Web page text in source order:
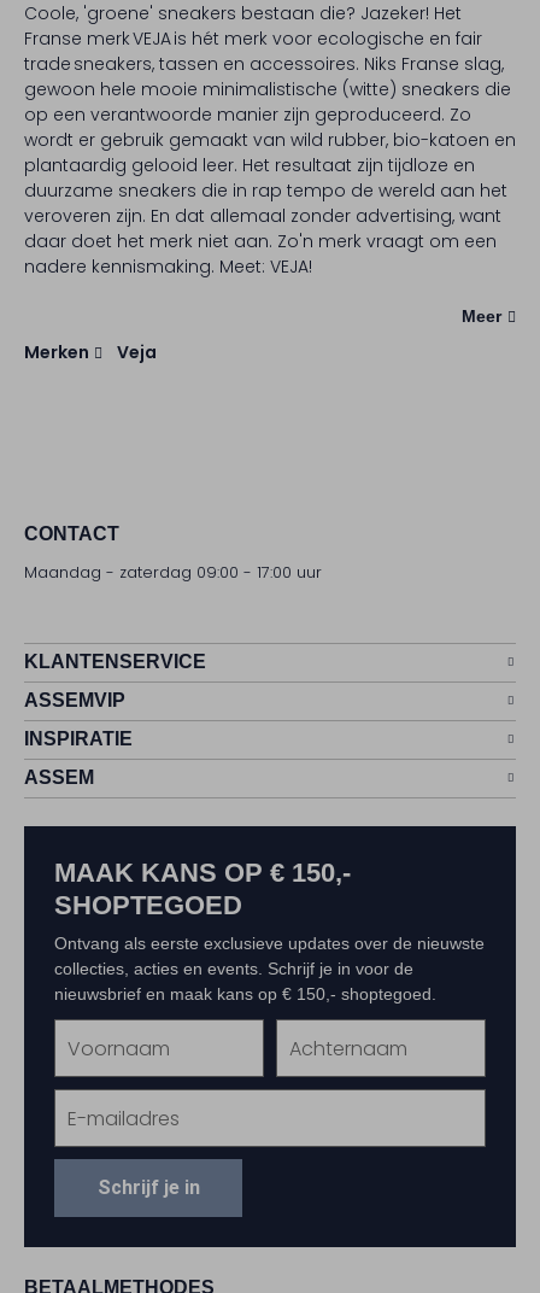
Coole, 'groene' sneakers bestaan die? Jazeker! Het
Franse merk VEJA is hét merk voor ecologische en fair
trade sneakers, tassen en accessoires. Niks Franse slag,
gewoon hele mooie minimalistische (witte) sneakers die
op een verantwoorde manier zijn geproduceerd. Zo
wordt er gebruik gemaakt van wild rubber, bio-katoen en
plantaardig gelooid leer. Het resultaat zijn tijdloze en
duurzame sneakers die in rap tempo de wereld aan het
veroveren zijn. En dat allemaal zonder advertising, want
daar doet het merk niet aan. Zo'n merk vraagt om een
nadere kennismaking. Meet: VEJA!
Meer
Merken Veja
CONTACT
Maandag - zaterdag 09:00 - 17:00 uur
KLANTENSERVICE
ASSEMVIP
INSPIRATIE
ASSEM
BETAALMETHODES
MAAK KANS OP € 150,-
SHOPTEGOED
Ontvang als eerste exclusieve updates over de nieuwste
collecties, acties en events. Schrijf je in voor de
nieuwsbrief en maak kans op € 150,- shoptegoed.
Schrijf je in